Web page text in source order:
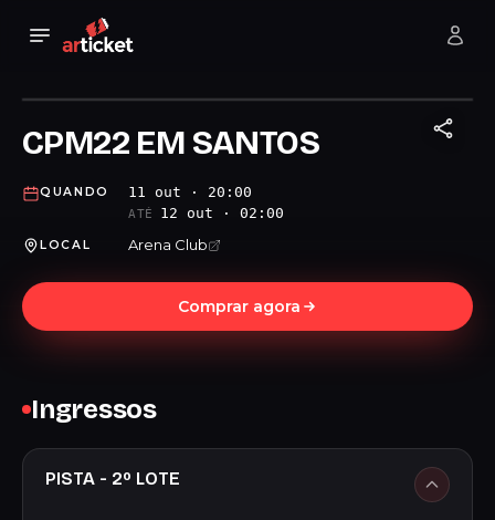
CPM22 EM SANTOS
QUANDO 11 out · 20:00
ATÉ 12 out · 02:00
LOCAL Arena Club
Comprar agora
Ingressos
PISTA - 2º LOTE